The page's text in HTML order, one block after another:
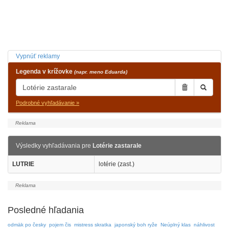
Vypnúť reklamy
Legenda v krížovke (napr. meno Eduarda)
Podrobné vyhľadávanie »
Výsledky vyhľadávania pre Lotérie zastarale
LUTRIE lotérie (zast.)
Posledné hľadania
odmäk po česky pojem čis mistress skratka japonský boh ryže Neúplný klas náhlivost